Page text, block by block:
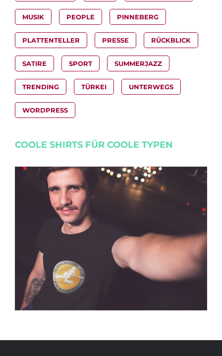
MUSIK PEOPLE PINNEBERG
PLATTENTELLER PRESSE RÜCKBLICK
SATIRE SPORT SUMMERJAZZ
TRENDING TÜRKEI UNTERWEGS
WORDPRESS
COOLE SHIRTS FÜR COOLE TYPEN